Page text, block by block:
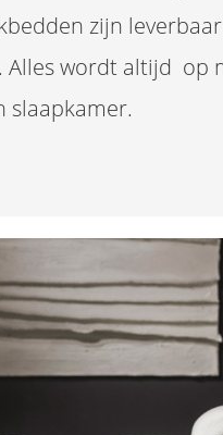
zijn
Alles wordt altijd op
slaapkamer.